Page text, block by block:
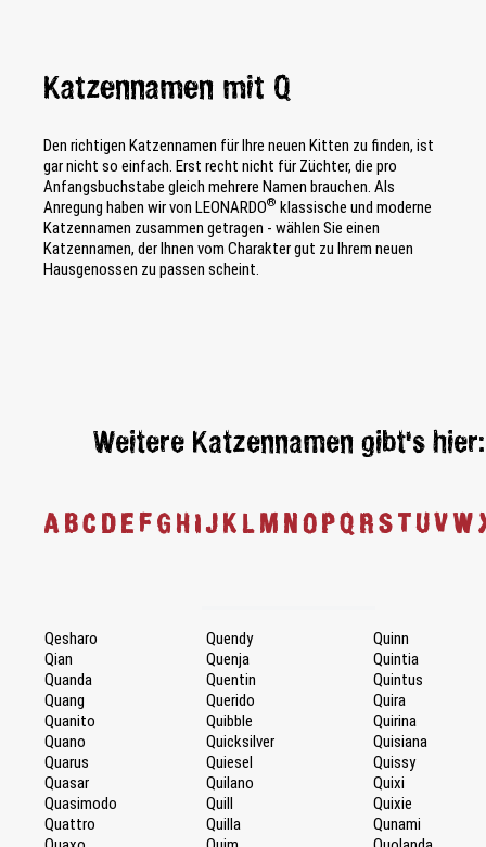
Katzennamen mit Q
Den richtigen Katzennamen für Ihre neuen Kitten zu finden, ist
gar nicht so einfach. Erst recht nicht für Züchter, die pro
Anfangsbuchstabe gleich mehrere Namen brauchen. Als
Anregung haben wir von LEONARDO® klassische und moderne
Katzennamen zusammen getragen - wählen Sie einen
Katzennamen, der Ihnen vom Charakter gut zu Ihrem neuen
Hausgenossen zu passen scheint.
Weitere Katzennamen gibt's hier:
A BC D E F G H IJ K L M N O PQ R S TU V W
Qesharo
Qian
Quanda
Quang
Quanito
Quano
Quarus
Quasar
Quasimodo
Quattro
Quendy
Quenja
Quentin
Querido
Quibble
Quicksilver
Quiesel
Quilano
Quill
Quilla
Quinn
Quintia
Quintus
Quira
Quirina
Quisiana
Quissy
Quixi
Quixie
Qunami